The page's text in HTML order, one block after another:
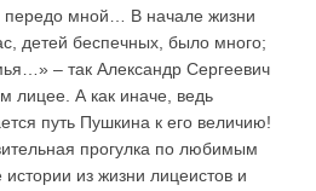
передо мной… В начале жизни
детей беспечных, было много;
– так Александр Сергеевич
лицее. А как иначе, ведь
путь Пушкина к его величию!
прогулка по любимым
из жизни лицеистов и